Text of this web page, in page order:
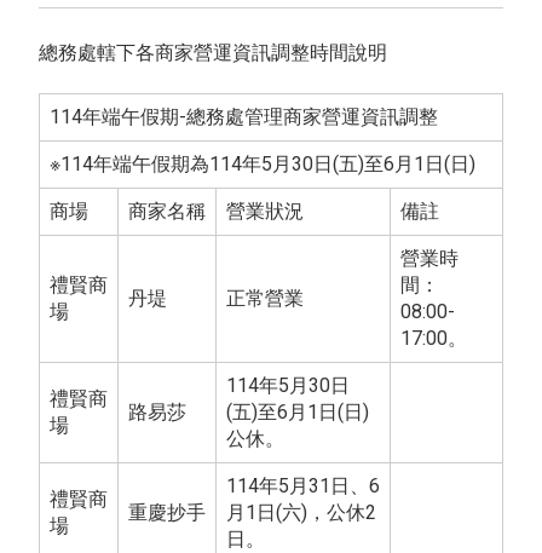
總務處轄下各商家營運資訊調整時間說明
114年端午假期-總務處管理商家營運資訊調整
※114年端午假期為114年5月30日(五)至6月1日(日)
商場 商家名稱 營業狀況 備註
禮賢商
場
丹堤 正常營業
營業時
間：
08:00-
17:00。
禮賢商
場
路易莎
114年5月30日
(五)至6月1日(日)
公休。
禮賢商
場
重慶抄手
114年5月31日、6
月1日(六)，公休2
日。